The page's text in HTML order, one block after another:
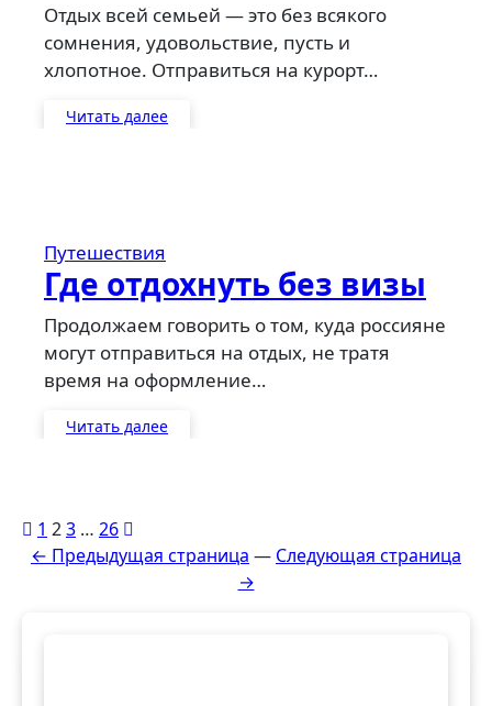
Отдых всей семьей — это без всякого
сомнения, удовольствие, пусть и
хлопотное. Отправиться на курорт…
Читать далее
Путешествия
Где отдохнуть без визы
Продолжаем говорить о том, куда россияне
могут отправиться на отдых, не тратя
время на оформление…
Читать далее
Пагинация
записей
1 23 … 26
← Предыдущая страница — Следующая страница
→